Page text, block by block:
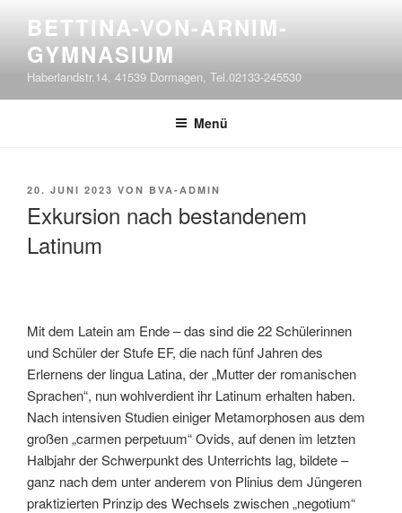
springen
BETTINA-VON-ARNIM-
GYMNASIUM
Haberlandstr.14, 41539 Dormagen, Tel.02133-245530
Menü
VERÖFFENTLICHT
20. JUNI 2023 VON BVA-ADMIN
Exkursion nach bestandenem
Latinum
Mit dem Latein am Ende – das sind die 22 Schülerinnen
und Schüler der Stufe EF, die nach fünf Jahren des
Erlernens der lingua Latina, der „Mutter der romanischen
Sprachen“, nun wohlverdient ihr Latinum erhalten haben.
Nach intensiven Studien einiger Metamorphosen aus dem
großen „carmen perpetuum“ Ovids, auf denen im letzten
Halbjahr der Schwerpunkt des Unterrichts lag, bildete –
ganz nach dem unter anderem von Plinius dem Jüngeren
praktizierten Prinzip des Wechsels zwischen „negotium“